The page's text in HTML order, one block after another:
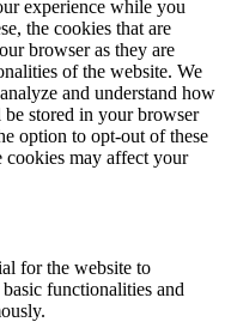
experience while you
the cookies that are
browser as they are
of the website. We
and understand how
stored in your browser
option to opt-out of these
cookies may affect your
for the website to
functionalities and